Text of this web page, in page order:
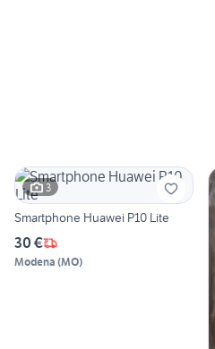
3
Smartphone Huawei P10 Lite
30 €
Modena (MO)